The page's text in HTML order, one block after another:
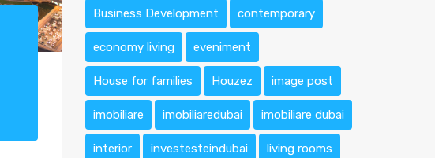
Business Development contemporary
economy living eveniment
House for families Houzez image post
imobiliare imobiliaredubai imobiliare dubai
interior investesteindubai living rooms